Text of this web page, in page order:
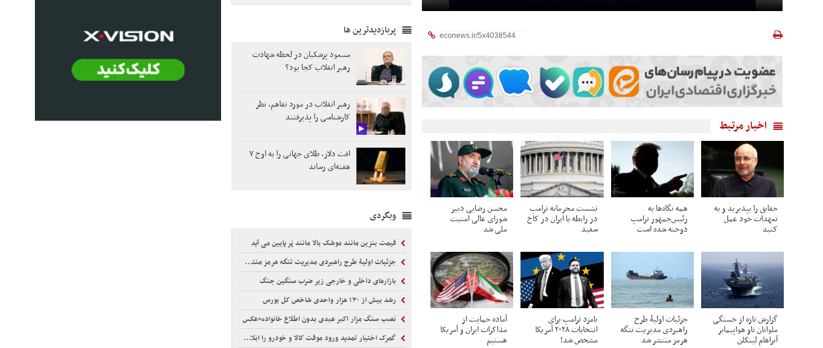
اخبار مرتبط
حقایق را بپذیرید و به
تعهدات خود عمل
کنید
همه نگاه‌ها به
رئیس‌جمهور ترامپ
دوخته شده است
نشست محرمانه ترامپ
در رابطه با ایران در کاخ
سفید
محسن رضایی دبیر
شورای عالی امنیت
ملی شد
گزارش تازه از خستگی
ملوانان ناو هواپیمابر
آبراهام لینکلن
جزئیات اولیۀ طرح
راهبردی مدیریت تنگه
هرمز منتشر شد
نامزد ترامپ برای
انتخابات ۲۰۲۸ آمریکا
مشخص شد!
آماده حمایت از
مذاکرات ایران و آمریکا
هستیم
پربازدیدترین ها
مسعود پزشکیان در لحظه شهادت
رهبر انقلاب کجا بود؟
رهبر انقلاب در مورد تفاهم، نظر
کارشناسی را پذیرفتند
افت دلار، طلای جهانی را به اوج ۷
هفته‌ای رساند
وبگردی
قیمت بنزین مانند موشک بالا مانند پَر پایین می آید
جزئیات اولیۀ طرح راهبردی مدیریت تنگه هرمز منتشر شد
بازارهای داخلی و خارجی زیر ضرب سنگین جنگ
رشد بیش از ۱۳۰ هزار واحدی شاخص کل بورس
نصب سنگ مزار اکبر عبدی بدون اطلاع خانواده+عکس
گمرک اختیار تمدید ورود موقت کالا و خودرو را ابلاغ کرد